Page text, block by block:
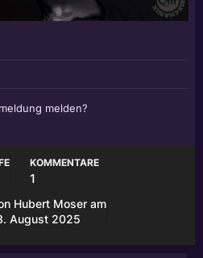
melden?
KOMMENTARE
1
Hubert Moser am
August 2025